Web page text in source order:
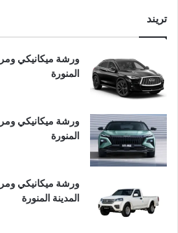
تريند
ورشة ميكانيكي
المنورة
ورشة ميكانيكي
المنورة
ورشة ميكانيكي
المدينة المنورة